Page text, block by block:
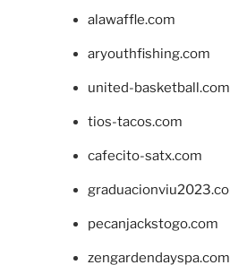
alawaffle.com
aryouthfishing.com
united-basketball.com
tios-tacos.com
cafecito-satx.com
pecanjackstogo.com
zengardendayspa.com